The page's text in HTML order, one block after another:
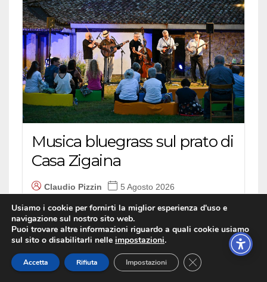
Musica bluegrass sul prato di
Casa Zigaina
Claudio Pizzin 5 Agosto 2026
A Cervignano suggestiva serata dedicata alla
tradizione musicale popolare americana. E un
omaggio a Renato...
Usiamo i cookie per fornirti la miglior esperienza d'uso e
navigazione sul nostro sito web.
Puoi trovare altre informazioni riguardo a quali cookie usiamo
sul sito o disabilitarli nelle impostazioni.
Accetta Rifiuta Impostazioni Close GDPR